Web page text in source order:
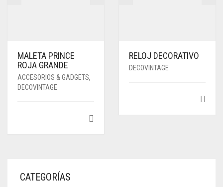
MALETA PRINCE
ROJA GRANDE
ACCESORIOS & GADGETS,
DECOVINTAGE
RELOJ DECORATIVO
DECOVINTAGE
CATEGORÍAS